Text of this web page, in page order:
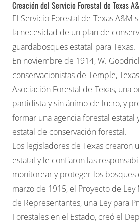
Creación del Servicio Forestal de Texas
El Servicio Forestal de Texas A&M
la necesidad de un plan de
guardabosques estatal para Texas.
En noviembre de 1914,W.
conservacionistas de Temple,
Asociación Forestal de Texas, una
partidista y sin ánimo de lucro, y
formar una agencia forestal estatal
estatal de conservación forestal.
Los legisladores de Texas crearon
estatal y le confiaron las
monitorear y proteger los bosques
marzo de 1915, el Proyecto de Ley
de Representantes, una Ley para
Forestales en el Estado, creó el